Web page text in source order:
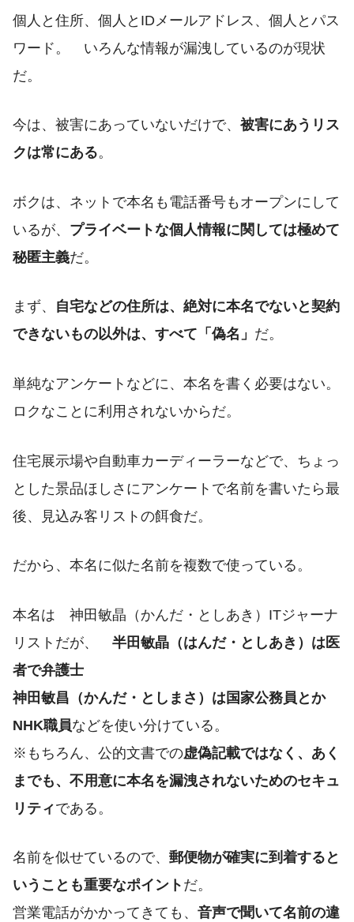
個人と住所、個人とIDメールアドレス、個人とパス
ワード。 いろんな情報が漏洩しているのが現状
だ。
今は、被害にあっていないだけで、 被害にあうリス
クは常にある。
ボクは、ネットで本名も電話番号もオープンにして
いるが、 プライベートな個人情報に関しては極めて
秘匿主義だ。
まず、 自宅などの住所は、絶対に本名でないと契約
できないもの以外は、すべて「偽名」 だ。
単純なアンケートなどに、本名を書く必要はない。
ロクなことに利用されないからだ。
住宅展示場や自動車カーディーラーなどで、ちょっ
とした景品ほしさにアンケートで名前を書いたら最
後、見込み客リストの餌食だ。
だから、本名に似た名前を複数で使っている。
本名は 神田敏晶（かんだ・としあき）ITジャーナ
リストだが、 半田敏晶（はんだ・としあき）は医
者で弁護士
神田敏昌（かんだ・としまさ）は国家公務員とか
NHK職員などを使い分けている。
※もちろん、公的文書での虚偽記載ではなく、あく
までも、不用意に本名を漏洩されないためのセキュ
リティである。
名前を似せているので、 郵便物が確実に到着すると
いうことも重要なポイントだ。
営業電話がかかってきても、 音声で聞いて名前の違